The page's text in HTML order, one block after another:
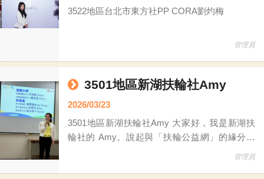
3522地區台北市東方社PP CORA劉灼梅
管理員
3501地區新湖扶輪社Amy
2026/03/23
3501地區新湖扶輪社Amy 大家好，我是新湖扶
輪社的 Amy。說起與「扶輪公益網」的緣分，
管理員